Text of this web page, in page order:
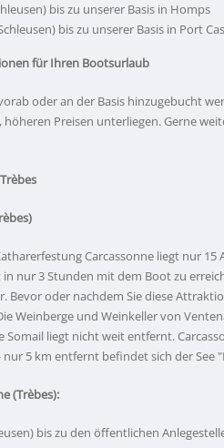
bis zu unserer Basis in Homps
bis zu unserer Basis in Port
für Ihren Bootsurlaub
oder an der Basis hinzugebucht
höheren Preisen unterliegen. Gerne
Carcassonne liegt nur
nur 3 Stunden mit dem Boot zu
Bevor oder nachdem Sie diese
Weinberge und Weinkeller von
Somail liegt nicht weit entfernt.
nur 5 km entfernt befindet sich der See
(Trèbes):
bis zu den öffentlichen